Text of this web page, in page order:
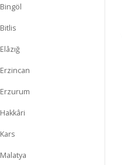
Bingöl
Bitlis
Elâzığ
Erzincan
Erzurum
Hakkâri
Kars
Malatya